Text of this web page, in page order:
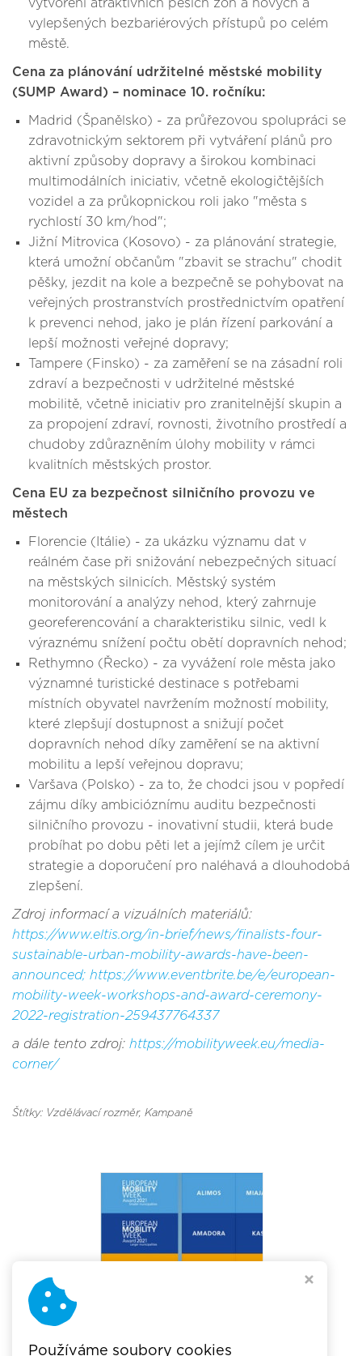
vytvoření atraktivních pěších zón a nových a
vylepšených bezbariérových přístupů po celém
městě.
Cena za plánování udržitelné městské mobility
(SUMP Award) – nominace 10. ročníku:
Madrid (Španělsko) - za průřezovou spolupráci se
zdravotnickým sektorem při vytváření plánů pro
aktivní způsoby dopravy a širokou kombinaci
multimodálních iniciativ, včetně ekologičtějších
vozidel a za průkopnickou roli jako "města s
rychlostí 30 km/hod";
Jižní Mitrovica (Kosovo) - za plánování strategie,
která umožní občanům "zbavit se strachu" chodit
pěšky, jezdit na kole a bezpečně se pohybovat na
veřejných prostranstvích prostřednictvím opatření
k prevenci nehod, jako je plán řízení parkování a
lepší možnosti veřejné dopravy;
Tampere (Finsko) - za zaměření se na zásadní roli
zdraví a bezpečnosti v udržitelné městské
mobilitě, včetně iniciativ pro zranitelnější skupin a
za propojení zdraví, rovnosti, životního prostředí a
chudoby zdůrazněním úlohy mobility v rámci
kvalitních městských prostor.
Cena EU za bezpečnost silničního provozu ve
městech
Florencie (Itálie) - za ukázku významu dat v
reálném čase při snižování nebezpečných situací
na městských silnicích. Městský systém
monitorování a analýzy nehod, který zahrnuje
georeferencování a charakteristiku silnic, vedl k
výraznému snížení počtu obětí dopravních nehod;
Rethymno (Řecko) - za vyvážení role města jako
významné turistické destinace s potřebami
místních obyvatel navržením možností mobility,
které zlepšují dostupnost a snižují počet
dopravních nehod díky zaměření se na aktivní
mobilitu a lepší veřejnou dopravu;
Varšava (Polsko) - za to, že chodci jsou v popředí
zájmu díky ambicióznímu auditu bezpečnosti
silničního provozu - inovativní studii, která bude
probíhat po dobu pěti let a jejímž cílem je určit
strategie a doporučení pro naléhavá a dlouhodobá
zlepšení.
Zdroj informací a vizuálních materiálů:
https://www.eltis.org/in-brief/news/finalists-four-
sustainable-urban-mobility-awards-have-been-
announced; https://www.eventbrite.be/e/european-
mobility-week-workshops-and-award-ceremony-
2022-registration-259437764337
a dále tento zdroj: https://mobilityweek.eu/media-
corner/
Štítky: Vzdělávací rozměr, Kampaně
Používáme soubory cookies